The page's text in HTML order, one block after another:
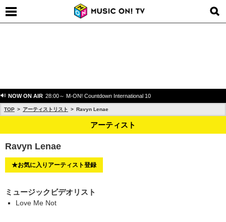
NOW ON AIR 28:00～ M-ON! Countdown International 10
TOP アーティストリスト Ravyn Lenae
アーティスト
Ravyn Lenae
★お気に入りアーティスト登録
ミュージックビデオリスト
Love Me Not